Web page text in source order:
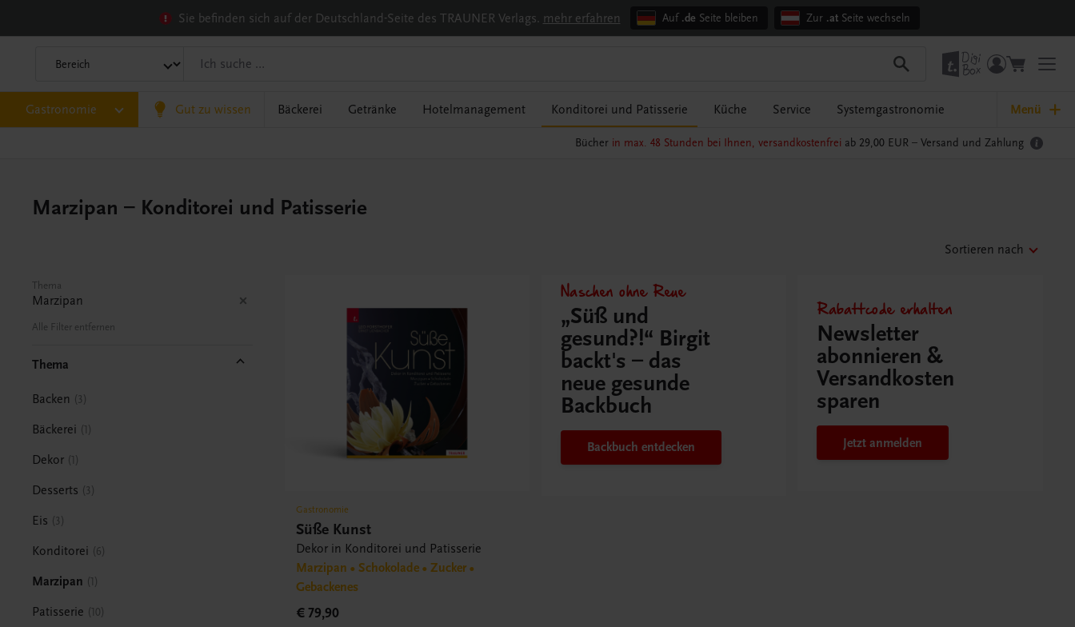
Sie befinden sich auf der Deutschland-Seite des TRAUNER Verlags. mehr erfahren Auf .de Seite bleiben Zur .atSeite wechseln
Gastronomie Gut zu wissen Bäckerei Getränke Hotelmanagement Konditorei und Patisserie Küche Service Systemgastronomie Menü
Bücher in max. 48 Stunden bei Ihnen, versandkostenfrei ab 29,00 EUR – Versand und Zahlung
Marzipan – Konditorei und Patisserie
Sortieren nach
Thema
Marzipan
Alle Filter entfernen
Thema
Backen 3
Bäckerei 1
Dekor 1
Desserts 3
Eis 3
Konditorei 6
Marzipan 1
Patisserie 10
Gastronomie
Süße Kunst
Dekor in Konditorei und Patisserie
Marzipan • Schokolade • Zucker •
Gebackenes
€ 79,90
Naschen ohne Reue
„Süß und
gesund?!“ Birgit
backt's – das
neue gesunde
Backbuch
Backbuch entdecken
Rabattcode erhalten
Newsletter
abonnieren &
Versandkosten
sparen
Jetzt anmelden